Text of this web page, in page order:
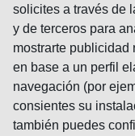
solicites a través de
y de terceros para
mostrarte publicidad
en base a un perfil
navegación (por
consientes su
también puedes
RECETAS
g mantega
14 Sep 2016